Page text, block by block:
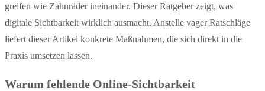
greifen wie Zahnräder ineinander. Dieser Ratgeber zeigt, was
digitale Sichtbarkeit wirklich ausmacht. Anstelle vager Ratschläge
liefert dieser Artikel konkrete Maßnahmen, die sich direkt in die
Praxis umsetzen lassen.
Warum fehlende Online-Sichtbarkeit